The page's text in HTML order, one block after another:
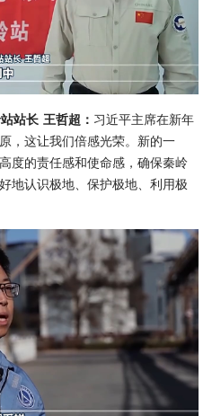
站长 王哲超： 习近平主席在新年
，这让我们倍感光荣。新的一
度的责任感和使命感，确保秦岭
地认识极地、保护极地、利用极